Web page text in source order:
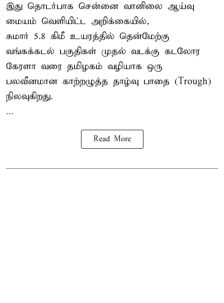
இது தொடர்பாக சென்னை வானிலை ஆய்வு
மையம் வெளியிட்ட அறிக்கையில்,
சுமார் 5.8 கிமீ உயரத்தில் தென்மேற்கு
வங்கக்கடல் பகுதிகள் முதல் வடக்கு கடலோர
கேரளா வரை தமிழகம் வழியாக ஒரு
பலவீனமான காற்றழுத்த தாழ்வு பாதை (Trough)
நிலவுகிறது.
...
Read More